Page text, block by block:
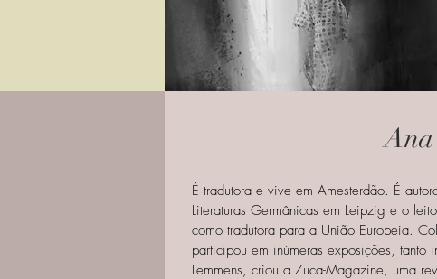
É tradutora e vive em Amesterdão. É
Literaturas Germânicas em Leipzig e o
como tradutora para a União Europeia.
participou em inúmeras exposições,
Lemmens, criou a Zuca-Magazine, uma